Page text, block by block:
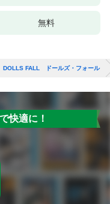
無料
DOLLS FALL ドールズ・フォール
快適に！